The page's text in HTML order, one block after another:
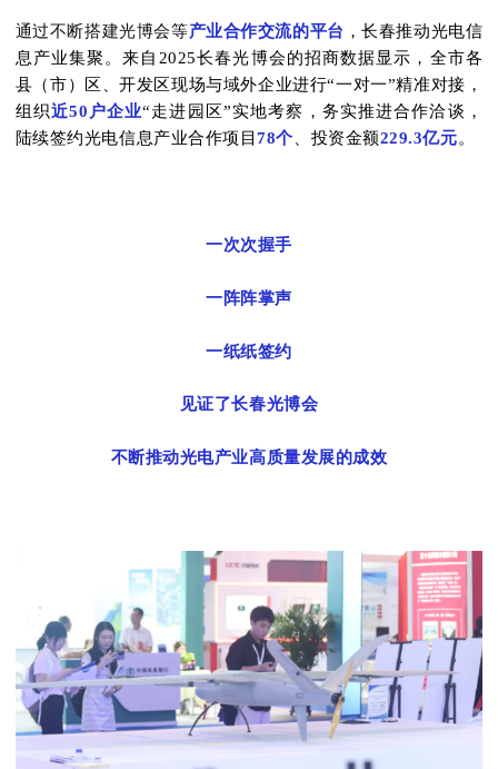
通过不断搭建光博会等产业合作交流的平台 ，长春推动光电信
息产业集聚。来自2025长春光博会的招商数据显示，全市各
县（市）区、开发区现场与域外企业进行“一对一”精准对接，
组织近50户企业“走进园区”实地考察，务实推进合作洽谈，
陆续签约光电信息产业合作项目78个 、投资金额229.3亿元。
一次次握手
一阵阵掌声
一纸纸签约
见证了长春光博会
不断推动光电产业高质量发展的成效